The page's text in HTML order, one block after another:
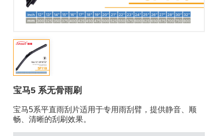
宝马5 系无骨雨刷
宝马5系平直雨刮片适用于专用雨刮臂，提供静音、顺
畅、清晰的刮刷效果。